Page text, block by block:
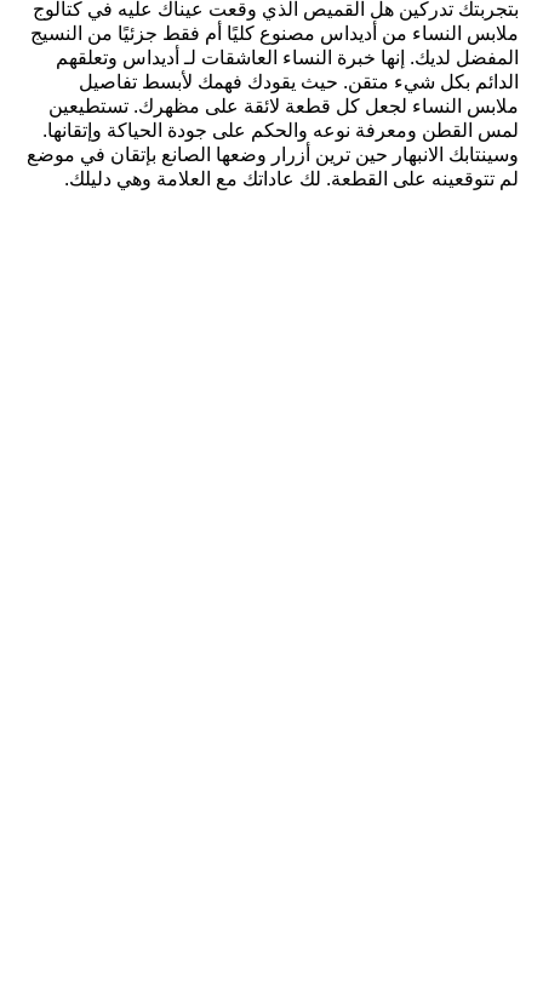
بتجربتك تدركين هل القميص الذي وقعت عيناك عليه في كتالوج
ملابس النساء من أديداس مصنوع كليًا أم فقط جزئيًا من النسيج
المفضل لديك. إنها خبرة النساء العاشقات لـ أديداس وتعلقهم
الدائم بكل شيء متقن. حيث يقودك فهمك لأبسط تفاصيل
ملابس النساء لجعل كل قطعة لائقة على مظهرك. تستطيعين
لمس القطن ومعرفة نوعه والحكم على جودة الحياكة وإتقانها.
وسينتابك الانبهار حين ترين أزرار وضعها الصانع بإتقان في موضع
لم تتوقعينه على القطعة. لك عاداتك مع العلامة وهي دليلك.